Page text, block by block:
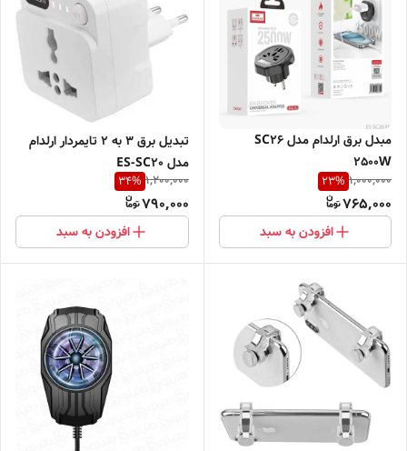
مبدل برق ارلدام مدل SC26
2500W
1,000,000
23%
765,000
افزودن به سبد
تبدیل برق ۳ به ۲ تایمردار ارلدام
مدل ES-SC20
1,200,000
34%
790,000
افزودن به سبد